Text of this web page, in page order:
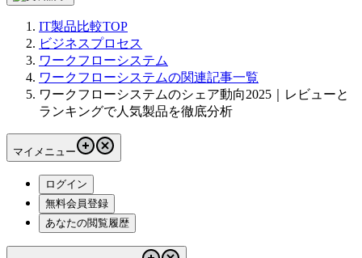
IT製品比較TOP
ビジネスプロセス
ワークフローシステム
ワークフローシステムの関連記事一覧
ワークフローシステムのシェア動向2025｜レビューと
ランキングで人気製品を徹底分析
マイメニュー
ログイン
無料会員登録
あなたの閲覧履歴